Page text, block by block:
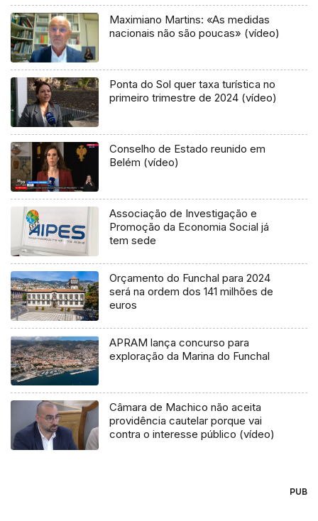
Maximiano Martins: «As medidas
nacionais não são poucas» (vídeo)
Ponta do Sol quer taxa turística no
primeiro trimestre de 2024 (vídeo)
Conselho de Estado reunido em
Belém (vídeo)
Associação de Investigação e
Promoção da Economia Social já
tem sede
Orçamento do Funchal para 2024
será na ordem dos 141 milhões de
euros
APRAM lança concurso para
exploração da Marina do Funchal
Câmara de Machico não aceita
providência cautelar porque vai
contra o interesse público (vídeo)
PUB